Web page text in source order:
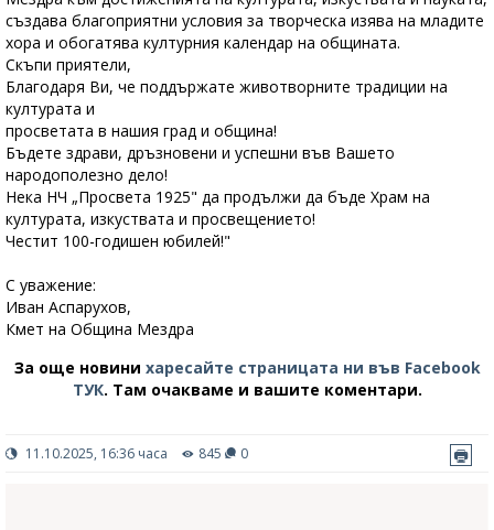
създава благоприятни условия за творческа изява на младите
хора и обогатява културния календар на общината.
Скъпи приятели,
Благодаря Ви, че поддържате животворните традиции на
културата и
просветата в нашия град и община!
Бъдете здрави, дръзновени и успешни във Вашето
народополезно дело!
Нека НЧ „Просвета 1925" да продължи да бъде Храм на
културата, изкуствата и просвещението!
Честит 100-годишен юбилей!"
С уважение:
Иван Аспарухов,
Кмет на Община Мездра
За още новини харесайте страницата ни във Facebook
ТУК. Там очакваме и вашите коментари.
11.10.2025, 16:36 часа 845 0